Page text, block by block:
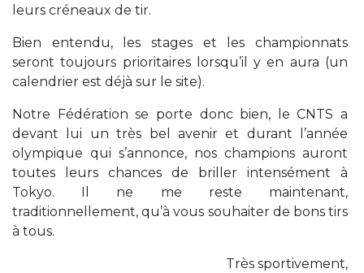
leurs créneaux de tir.
Bien entendu, les stages et les championnats
seront toujours prioritaires lorsqu’il y en aura (un
calendrier est déjà sur le site).
Notre Fédération se porte donc bien, le CNTS a
devant lui un très bel avenir et durant l’année
olympique qui s’annonce, nos champions auront
toutes leurs chances de briller intensément à
Tokyo. Il ne me reste maintenant,
traditionnellement, qu’à vous souhaiter de bons tirs
à tous.
Très sportivement,